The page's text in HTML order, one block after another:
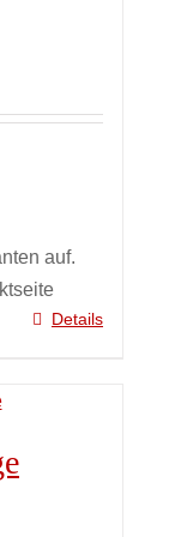
auf.
Details